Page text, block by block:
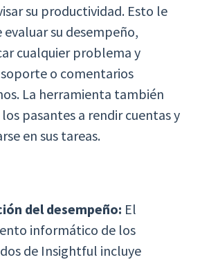
su productividad. Esto le
su desempeño,
cualquier problema y
o comentarios
La herramienta también
los pasantes a rendir cuentas y
en sus tareas.
del desempeño: El
informático de los
de Insightful incluye